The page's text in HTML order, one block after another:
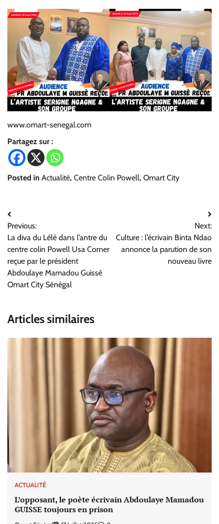
www.omart-senegal.com
Partagez sur :
Posted in Actualité, Centre Colin Powell, Omart City
Navigation
de
l’article
Previous:
La diva du Lélé dans l’antre du
centre colin Powell Usa Corner
reçue par le président
Abdoulaye Mamadou Guissé
Omart City Sénégal
Next:
Culture : l’écrivain Binta Ndao
annonce la parution de son
nouveau livre
Articles similaires
ACTUALITÉ
L’opposant, le poète écrivain Abdoulaye Mamadou
GUISSE toujours en prison